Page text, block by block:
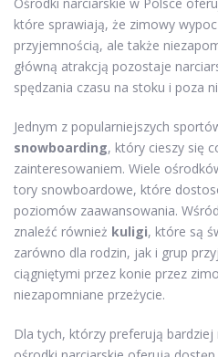
które sprawiają, że zimowy
przyjemnością, ale także
główną atrakcją pozostaje
spędzania czasu na stoku i poza
Jednym z popularniejszych
snowboarding, który cieszy się
zainteresowaniem. Wiele
tory snowboardowe, które
poziomów zaawansowania.
znaleźć również kuligi, które są
zarówno dla rodzin, jak i grup
ciągniętymi przez konie przez
niezapomniane przeżycie.
Dla tych, którzy preferują